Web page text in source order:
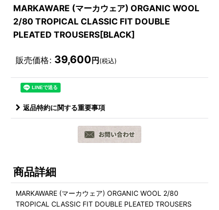
MARKAWARE (マーカウェア) ORGANIC WOOL
2/80 TROPICAL CLASSIC FIT DOUBLE
PLEATED TROUSERS[BLACK]
販売価格: 39,600 円 (税込)
返品特約に関する重要事項
商品詳細
MARKAWARE (マーカウェア) ORGANIC WOOL 2/80
TROPICAL CLASSIC FIT DOUBLE PLEATED TROUSERS